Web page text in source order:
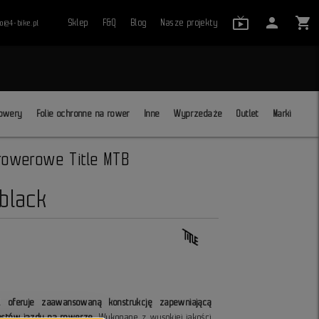
bike.pl Sklep F&Q Blog Nasze projekty live_tv_24
person shopping_cart
Folie ochronne na rower Inne Wyprzedaże Outlet Marki
Title MTB
oferuje zaawansowaną konstrukcję zapewniającą
jazdy na rowerze. Wykonane z wysokiej jakości